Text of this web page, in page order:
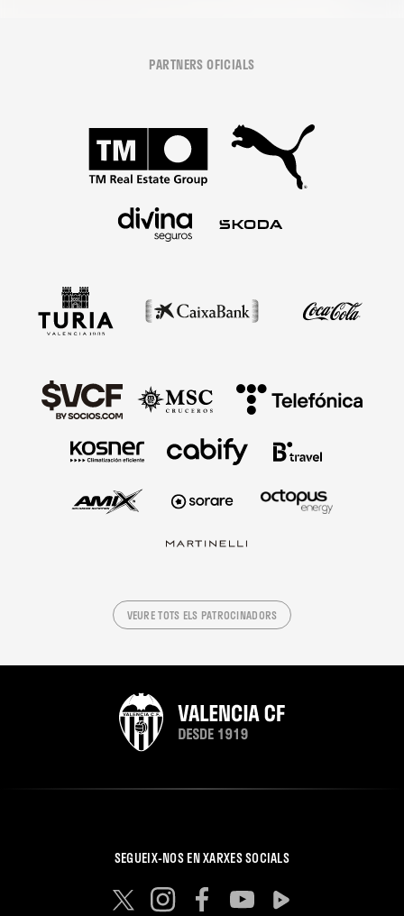
PARTNERS OFICIALS
VEURE TOTS ELS PATROCINADORS
SEGUEIX-NOS EN XARXES SOCIALS